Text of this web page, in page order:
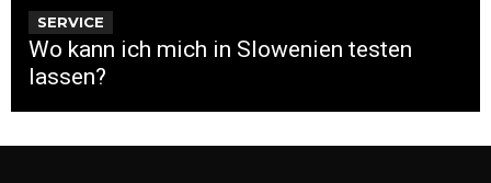
SERVICE
Wo kann ich mich in Slowenien testen
lassen?